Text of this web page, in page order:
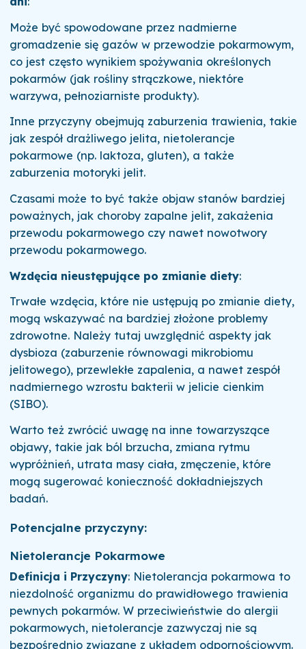
Może być spowodowane przez nadmierne
gromadzenie się gazów w przewodzie pokarmowym,
co jest często wynikiem spożywania określonych
pokarmów (jak rośliny strączkowe, niektóre
warzywa, pełnoziarniste produkty).
Inne przyczyny obejmują zaburzenia trawienia, takie
jak zespół drażliwego jelita, nietolerancje
pokarmowe (np. laktoza, gluten), a także
zaburzenia motoryki jelit.
Czasami może to być także objaw stanów bardziej
poważnych, jak choroby zapalne jelit, zakażenia
przewodu pokarmowego czy nawet nowotwory
przewodu pokarmowego.
Wzdęcia nieustępujące po zmianie diety:
Trwałe wzdęcia, które nie ustępują po zmianie diety,
mogą wskazywać na bardziej złożone problemy
zdrowotne. Należy tutaj uwzględnić aspekty jak
dysbioza (zaburzenie równowagi mikrobiomu
jelitowego), przewlekłe zapalenia, a nawet zespół
nadmiernego wzrostu bakterii w jelicie cienkim
(SIBO).
Warto też zwrócić uwagę na inne towarzyszące
objawy, takie jak ból brzucha, zmiana rytmu
wypróżnień, utrata masy ciała, zmęczenie, które
mogą sugerować konieczność dokładniejszych
badań.
Potencjalne przyczyny:
Nietolerancje Pokarmowe
Definicja i Przyczyny: Nietolerancja pokarmowa to
niezdolność organizmu do prawidłowego trawienia
pewnych pokarmów. W przeciwieństwie do alergii
pokarmowych, nietolerancje zazwyczaj nie są
bezpośrednio związane z układem odpornościowym.